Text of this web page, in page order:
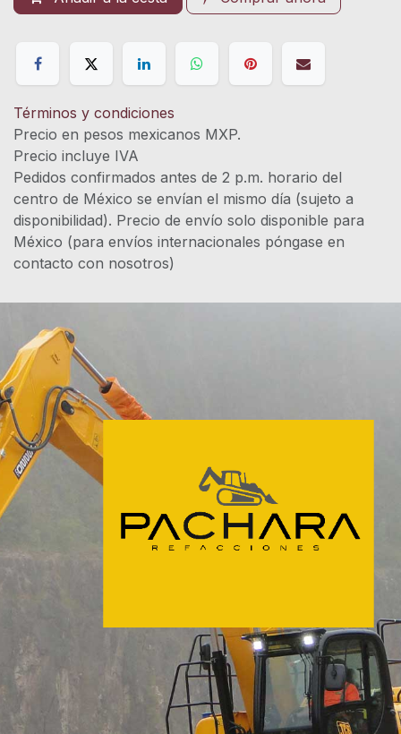
Términos y condiciones
Precio en pesos mexicanos MXP.
Precio incluye IVA
Pedidos confirmados antes de 2 p.m. horario del
centro de México se envían el mismo día (sujeto a
disponibilidad). Precio de envío solo disponible para
México (para envíos internacionales póngase en
contacto con nosotros)